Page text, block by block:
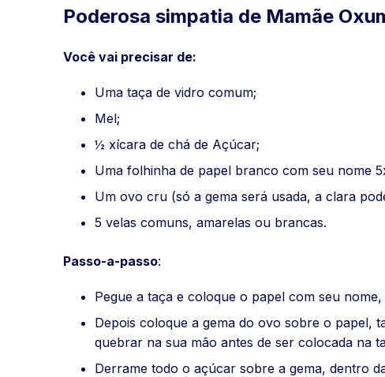
Poderosa simpatia de Mamãe
Você vai precisar de:
Uma taça de vidro comum;
Mel;
½ xícara de chá de Açúcar;
Uma folhinha de papel branco com seu nome
Um ovo cru (só a gema será usada, a clara
5 velas comuns, amarelas ou brancas.
Passo-a-passo:
Pegue a taça e coloque o papel com seu
Depois coloque a gema do ovo sobre o papel,
quebrar na sua mão antes de ser colocada na
Derrame todo o açúcar sobre a gema, dentro